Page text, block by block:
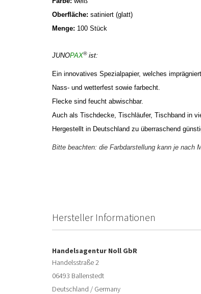
Oberfläche: satiniert (glatt)
Menge: 100 Stück
JUNOPAX®ist:
Ein innovatives Spezialpapier, welches
Nass- und wetterfest sowie farbecht.
Flecke sind feucht abwischbar.
Auch als Tischdecke, Tischläufer, Tischband in
Hergestellt in Deutschland zu überraschend
Bitte beachten: die Farbdarstellung kann je nach
Hersteller Informationen
Handelsagentur Noll GbR
Handelsstraße 2
06493 Ballenstedt
Deutschland / Germany